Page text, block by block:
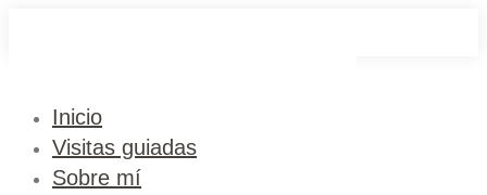
Inicio
Visitas guiadas
Sobre mí